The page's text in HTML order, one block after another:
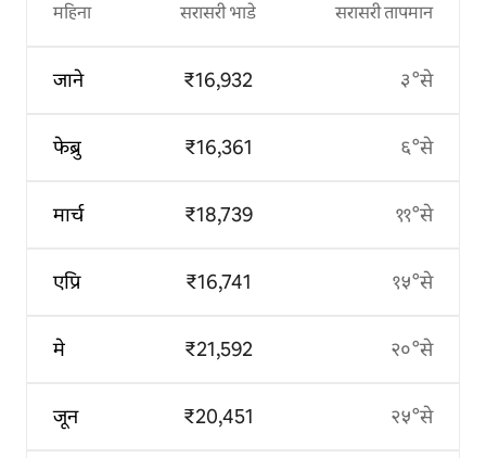
महिना
जाने
फेब्रु
मार्च
एप्रि
मे
जून
सरासरी भाडे
₹16,932
₹16,361
₹18,739
₹16,741
₹21,592
₹20,451
सरासरी तापमान
३°से
६°से
११°से
१५°से
२०°से
२५°से